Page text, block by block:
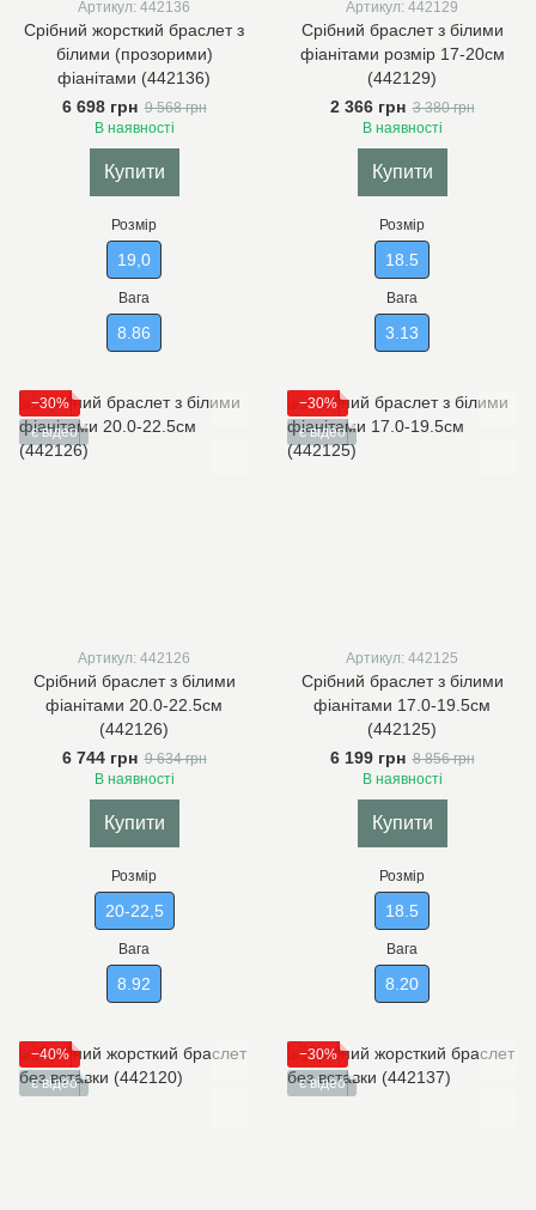
Артикул: 442136
Срібний жорсткий браслет з
білими (прозорими)
фіанітами (442136)
6 698 грн 9 568 грн
В наявності
Купити
Розмір
19,0
Вага
8.86
Артикул: 442129
Срібний браслет з білими
фіанітами розмір 17-20см
(442129)
2 366 грн 3 380 грн
В наявності
Купити
Розмір
18.5
Вага
3.13
−30%
є відео
Артикул: 442126
Срібний браслет з білими
фіанітами 20.0-22.5см
(442126)
6 744 грн 9 634 грн
В наявності
Купити
Розмір
20-22,5
Вага
8.92
−30%
є відео
Артикул: 442125
Срібний браслет з білими
фіанітами 17.0-19.5см
(442125)
6 199 грн 8 856 грн
В наявності
Купити
Розмір
18.5
Вага
8.20
−40%
є відео
−30%
є відео